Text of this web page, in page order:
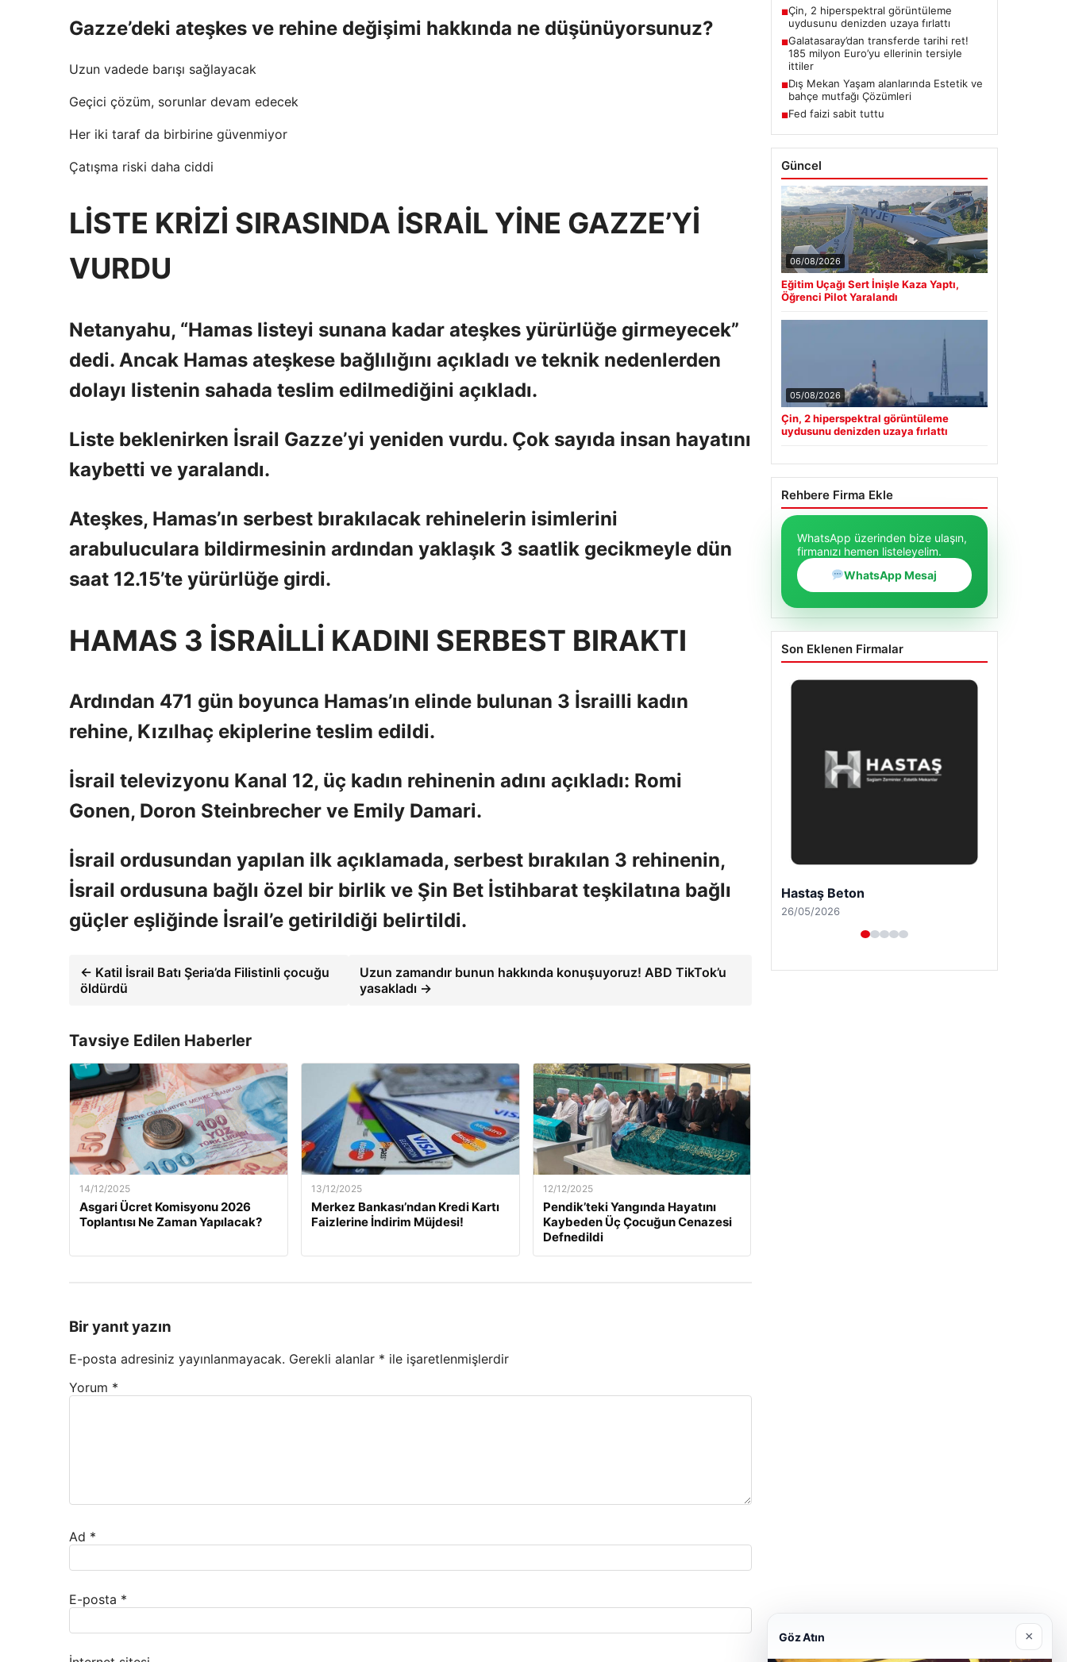
Gazze’deki ateşkes ve rehine değişimi hakkında ne düşünüyorsunuz?
Uzun vadede barışı sağlayacak
Geçici çözüm, sorunlar devam edecek
Her iki taraf da birbirine güvenmiyor
Çatışma riski daha ciddi
LİSTE KRİZİ SIRASINDA İSRAİL YİNE GAZZE’Yİ
VURDU
Netanyahu, “Hamas listeyi sunana kadar ateşkes yürürlüğe girmeyecek”
dedi. Ancak Hamas ateşkese bağlılığını açıkladı ve teknik nedenlerden
dolayı listenin sahada teslim edilmediğini açıkladı.
Liste beklenirken İsrail Gazze’yi yeniden vurdu. Çok sayıda insan hayatını
kaybetti ve yaralandı.
Ateşkes, Hamas’ın serbest bırakılacak rehinelerin isimlerini
arabuluculara bildirmesinin ardından yaklaşık 3 saatlik gecikmeyle dün
saat 12.15’te yürürlüğe girdi.
HAMAS 3 İSRAİLLİ KADINI SERBEST BIRAKTI
Ardından 471 gün boyunca Hamas’ın elinde bulunan 3 İsrailli kadın
rehine, Kızılhaç ekiplerine teslim edildi.
İsrail televizyonu Kanal 12, üç kadın rehinenin adını açıkladı: Romi
Gonen, Doron Steinbrecher ve Emily Damari.
İsrail ordusundan yapılan ilk açıklamada, serbest bırakılan 3 rehinenin,
İsrail ordusuna bağlı özel bir birlik ve Şin Bet İstihbarat teşkilatına bağlı
güçler eşliğinde İsrail’e getirildiği belirtildi.
← Katil İsrail Batı Şeria’da Filistinli çocuğu
öldürdü
Uzun zamandır bunun hakkında konuşuyoruz! ABD TikTok’u
yasakladı →
Tavsiye Edilen Haberler
14/12/2025
Asgari Ücret Komisyonu 2026
Toplantısı Ne Zaman Yapılacak?
13/12/2025
Merkez Bankası’ndan Kredi Kartı
Faizlerine İndirim Müjdesi!
12/12/2025
Pendik’teki Yangında Hayatını
Kaybeden Üç Çocuğun Cenazesi
Defnedildi
Bir yanıt yazın
E-posta adresiniz yayınlanmayacak. Gerekli alanlar * ile işaretlenmişlerdir
Yorum *
Ad *
E-posta *
■Çin, 2 hiperspektral görüntüleme
uydusunu denizden uzaya fırlattı
■Galatasaray’dan transferde tarihi ret!
185 milyon Euro’yu ellerinin tersiyle
ittiler
■Dış Mekan Yaşam alanlarında Estetik ve
bahçe mutfağı Çözümleri
■Fed faizi sabit tuttu
Güncel
06/08/2026
Eğitim Uçağı Sert İnişle Kaza Yaptı,
Öğrenci Pilot Yaralandı
05/08/2026
Çin, 2 hiperspektral görüntüleme
uydusunu denizden uzaya fırlattı
Rehbere Firma Ekle
WhatsApp üzerinden bize ulaşın,
firmanızı hemen listeleyelim.
WhatsApp Mesaj
Son Eklenen Firmalar
Enes Kaplan Avukatlık Bürosu
28/04/2026
Göz Atın ×